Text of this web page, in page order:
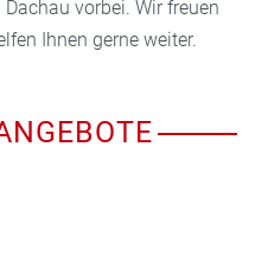
vorbei. Wir freuen
Ihnen gerne weiter.